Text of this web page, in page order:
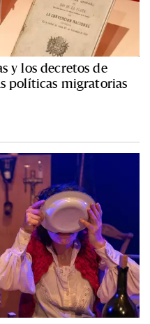
y los decretos de
políticas migratorias